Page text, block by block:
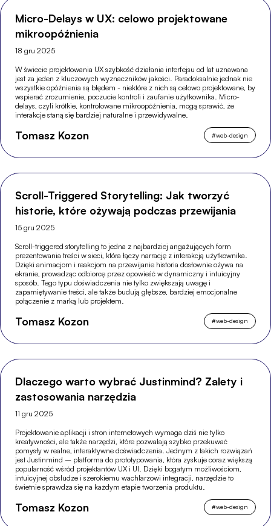
Micro-Delays w UX: celowo projektowane
mikroopóźnienia
18 gru 2025
W świecie projektowania UX szybkość działania interfejsu od lat uznawana
jest za jeden z kluczowych wyznaczników jakości. Paradoksalnie jednak nie
wszystkie opóźnienia są błędem - niektóre z nich są celowo projektowane, by
wspierać zrozumienie, poczucie kontroli i zaufanie użytkownika. Micro-
delays, czyli krótkie, kontrolowane mikroopóźnienia, mogą sprawić, że
interakcje staną się bardziej naturalne i przewidywalne.
Tomasz Kozon #web-design
Scroll-Triggered Storytelling: Jak tworzyć
historie, które ożywają podczas przewijania
15 gru 2025
Scroll-triggered storytelling to jedna z najbardziej angażujących form
prezentowania treści w sieci, która łączy narrację z interakcją użytkownika.
Dzięki animacjom i reakcjom na przewijanie historia dosłownie ożywa na
ekranie, prowadząc odbiorcę przez opowieść w dynamiczny i intuicyjny
sposób. Tego typu doświadczenia nie tylko zwiększają uwagę i
zapamiętywanie treści, ale także budują głębsze, bardziej emocjonalne
połączenie z marką lub projektem.
Tomasz Kozon #web-design
Dlaczego warto wybrać Justinmind? Zalety i
zastosowania narzędzia
11 gru 2025
Projektowanie aplikacji i stron internetowych wymaga dziś nie tylko
kreatywności, ale także narzędzi, które pozwalają szybko przekuwać
pomysły w realne, interaktywne doświadczenia. Jednym z takich rozwiązań
jest Justinmind – platforma do prototypowania, która zyskuje coraz większą
popularność wśród projektantów UX i UI. Dzięki bogatym możliwościom,
intuicyjnej obsłudze i szerokiemu wachlarzowi integracji, narzędzie to
świetnie sprawdza się na każdym etapie tworzenia produktu.
Tomasz Kozon #web-design